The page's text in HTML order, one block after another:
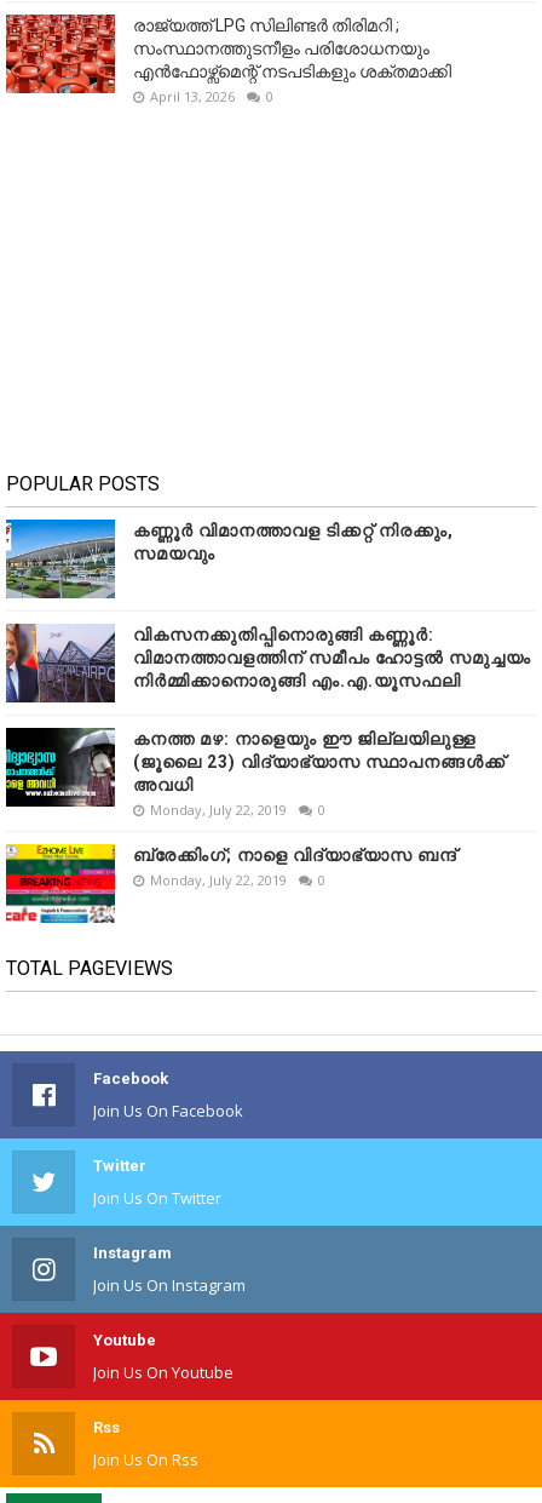
രാജ്യത്ത് LPG സിലിണ്ടർ തിരിമറി ;
സംസ്ഥാനത്തുടനീളം പരിശോധനയും
എൻഫോഴ്സ്മെന്റ് നടപടികളും ശക്തമാക്കി
April 13, 2026 0
POPULAR POSTS
കണ്ണൂർ വിമാനത്താവള ടിക്കറ്റ് നിരക്കും,
സമയവും
വികസനക്കുതിപ്പിനൊരുങ്ങി കണ്ണൂർ:
വിമാനത്താവളത്തിന് സമീപം ഹോട്ടൽ സമുച്ചയം
നിർമ്മിക്കാനൊരുങ്ങി എം.എ.യൂസഫലി
കനത്ത മഴ: നാളെയും ഈ ജില്ലയിലുള്ള
(ജൂലൈ 23) വിദ്യാഭ്യാസ സ്ഥാപനങ്ങൾക്ക്
അവധി
Monday, July 22, 2019 0
ബ്രേക്കിംഗ്; നാളെ വിദ്യാഭ്യാസ ബന്ദ്
Monday, July 22, 2019 0
TOTAL PAGEVIEWS
Facebook
Join Us On Facebook
Twitter
Join Us On Twitter
Instagram
Join Us On Instagram
Youtube
Join Us On Youtube
Rss
Join Us On Rss